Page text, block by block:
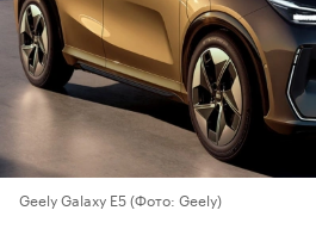
Geely Galaxy E5(Фото: Geely)